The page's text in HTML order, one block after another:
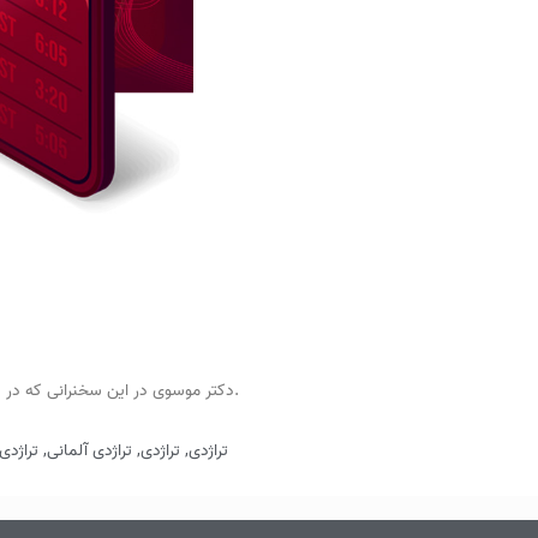
دکتر موسوی در این سخنرانی که در سال 1390 ارائه شده، ضمن تشریح تراژدی در فرهنگ، ادبیات و موسیقی یونان باستان به تاثیر آن بر فرهنگ های آلمانی، ایرانی و ... می پردازند.
تراژدی, تراژدی, تراژدی آلمانی,